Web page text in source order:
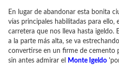
En lugar de abandonar esta bonita
vías principales habilitadas para ello,
carretera que nos lleva hasta igeldo.
a la parte más alta, se va
convertirse en un firme de cemento
sin antes admirar el
Monte Igeldo